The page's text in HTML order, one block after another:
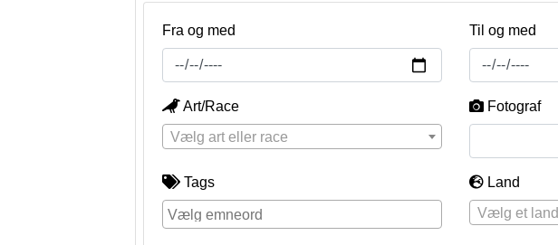
Fra og med Til og med
Art/Race
Vælg art eller race
Fotograf
Tags
Land
Vælg et land